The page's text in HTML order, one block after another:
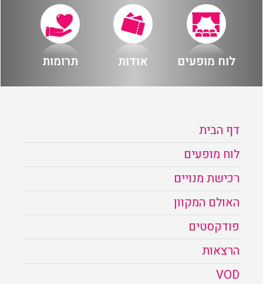
לוח מופעים אודות תרומות
דף הבית
לוח מופעים
רכישת מנויים
האולם המקוון
פודקסטים
הרצאות
VOD